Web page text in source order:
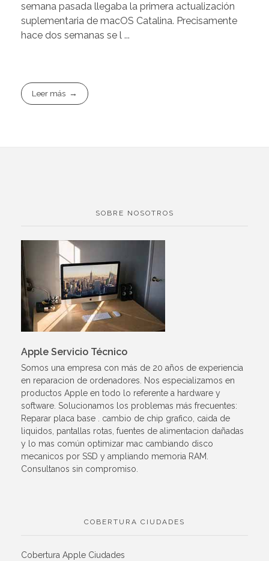
semana pasada llegaba la primera actualización
suplementaria de macOS Catalina. Precisamente
hace dos semanas se l ...
Leer más
SOBRE NOSOTROS
Apple Servicio Técnico
Somos una empresa con más de 20 años de experiencia
en reparacion de ordenadores. Nos especializamos en
productos Apple en todo lo referente a hardware y
software. Solucionamos los problemas más frecuentes:
Reparar placa base . cambio de chip grafico, caida de
liquidos, pantallas rotas, fuentes de alimentacion dañadas
y lo mas común optimizar mac cambiando disco
mecanicos por SSD y ampliando memoria RAM.
Consultanos sin compromiso.
COBERTURA CIUDADES
Cobertura Apple Ciudades